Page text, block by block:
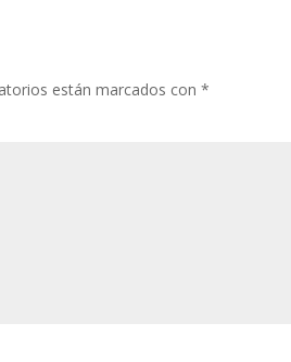
están marcados con*